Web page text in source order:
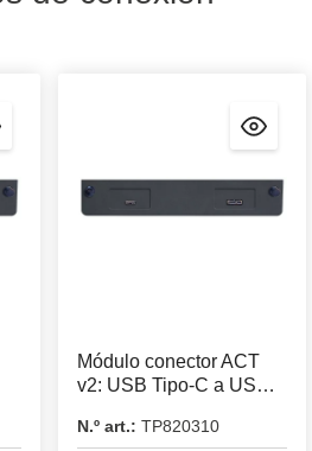
Módulo conector ACT
v2: USB Tipo-C a USB
N.º art.: TP820310